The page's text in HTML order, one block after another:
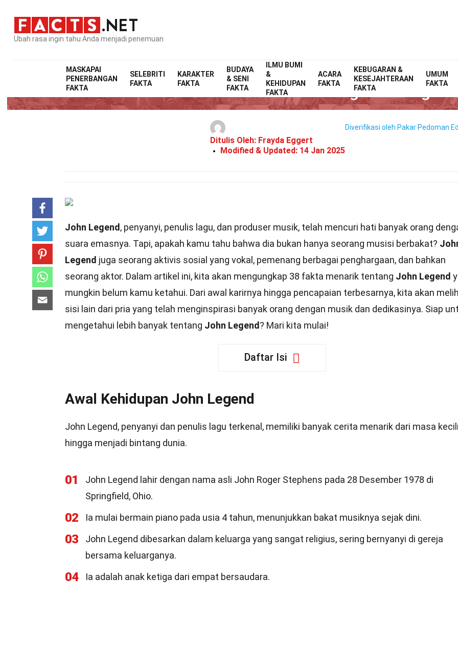
Ubah rasa ingin tahu Anda menjadi penemuan
MASKAPAI
PENERBANGAN
FAKTA
SELEBRITI
FAKTA
KARAKTER
FAKTA
BUDAYA
& SENI
FAKTA
ILMU BUMI
&
KEHIDUPAN
FAKTA
ACARA
FAKTA
KEBUGARAN &
KESEJAHTERAAN
FAKTA
UMUM
FAKTA
Home SelebritiFakta
38 Fakta Tentang John Legend
Ditulis Oleh: Frayda Eggert
Modified & Updated: 14 Jan 2025
Diverifikasi oleh Pakar Pedoman
John Legend , penyanyi, penulis lagu, dan produser musik, telah mencuri hati banyak orang
suara emasnya. Tapi, apakah kamu tahu bahwa dia bukan hanya seorang musisi berbakat?
Legend juga seorang aktivis sosial yang vokal, pemenang berbagai penghargaan, dan bahkan
seorang aktor. Dalam artikel ini, kita akan mengungkap 38 fakta menarik tentang John Legend
mungkin belum kamu ketahui. Dari awal karirnya hingga pencapaian terbesarnya, kita akan
sisi lain dari pria yang telah menginspirasi banyak orang dengan musik dan dedikasinya. Siap
mengetahui lebih banyak tentang John Legend ? Mari kita mulai!
Daftar Isi
Awal Kehidupan John Legend
John Legend, penyanyi dan penulis lagu terkenal, memiliki banyak cerita menarik dari masa
hingga menjadi bintang dunia.
01
John Legend lahir dengan nama asli John Roger Stephens pada 28 Desember 1978 di
Springfield, Ohio.
02 Ia mulai bermain piano pada usia 4 tahun, menunjukkan bakat musiknya sejak dini.
03
John Legend dibesarkan dalam keluarga yang sangat religius, sering bernyanyi di gereja
bersama keluarganya.
04 Ia adalah anak ketiga dari empat bersaudara.